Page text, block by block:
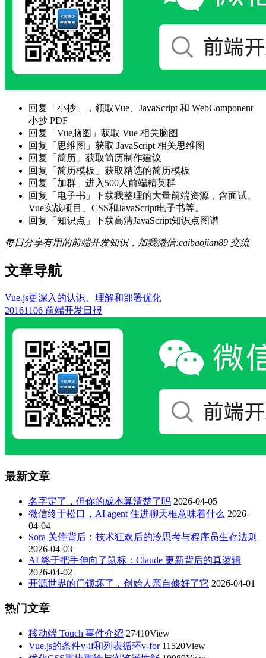
回复「小抄」，领取Vue、JavaScript 和 WebComponent
小抄 PDF
回复「Vue脑图」获取 Vue 相关脑图
回复「思维图」获取 JavaScript 相关思维图
回复「简历」获取简历制作建议
回复「简历模板」获取精选的简历模板
回复「加群」进入500人前端精英群
回复「电子书」下载我整理的大量前端资源，含面试、
Vue实战项目、CSS和JavaScript电子书等。
回复「知识点」下载高清JavaScript知识点图谱
每日分享有用的前端开发知识，加我微信:caibaojian89 交流
文章导航
Vue.js更深入的认识、理解和部署优化
20161106 前端开发日报
最新文章
名字定了，但你的成本算清楚了吗 2026-04-05
微信终于松口，AI agent 住进聊天框意味着什么 2026-
04-04
Sora 关停背后：技术狂欢后的冷思考与程序员生存法则
2026-04-03
AI 终于把手伸向了鼠标：Claude 更新背后的真逻辑
2026-04-02
开源世界的门锁坏了，创始人亲自修好了它 2026-04-01
热门文章
移动端 Touch 事件介绍 27410View
Vue.js的条件v-if和列表循环v-for11520View